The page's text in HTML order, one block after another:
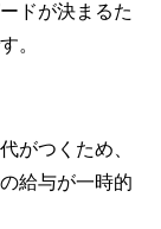
ドが決まるた
。
がつくため、
給与が一時的